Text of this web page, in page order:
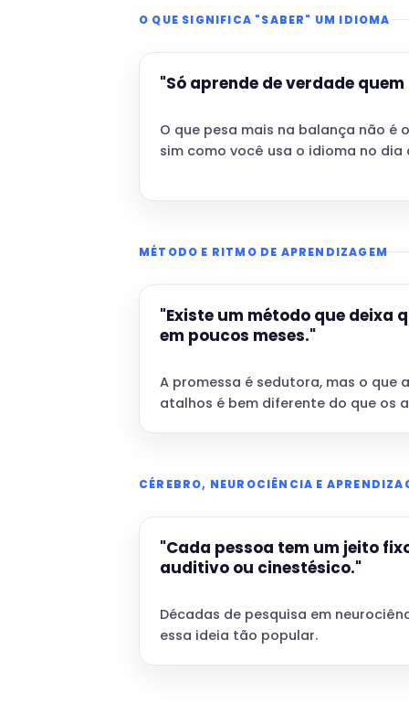
O QUE SIGNIFICA "SABER" UM IDIOMA
"Só aprende de verdade
O que pesa mais na balança não é
sim como você usa o idioma no dia
MÉTODO E RITMO DE APRENDIZAGEM
"Existe um método que deixa
em poucos meses."
A promessa é sedutora, mas o que
atalhos é bem diferente do que os
CÉREBRO, NEUROCIÊNCIA E
"Cada pessoa tem um jeito
auditivo ou cinestésico."
Décadas de pesquisa em
essa ideia tão popular.